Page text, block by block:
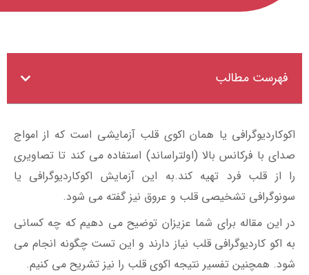
اکوکاردیوگرافی یا همان اکوی قلب آزمایشی است که از امواج
صدای با فرکانس بالا (اولتراساند) استفاده می کند تا تصاویری
را از قلب فرد تهیه کند.به این آزمایش اکوکاردیوگرافی یا
سونوگرافی تشخیصی قلب و عروق نیز گفته می شود.
در این مقاله برای شما عزیزان توضیح می دهیم که چه کسانی
به اکو کاردیوگرافی قلب نیاز دارند و این تست چگونه انجام می
شود. همچنین تفسیر نتیجه اکوی قلب را نیز تشریح می کنیم.
فهرست مطالب